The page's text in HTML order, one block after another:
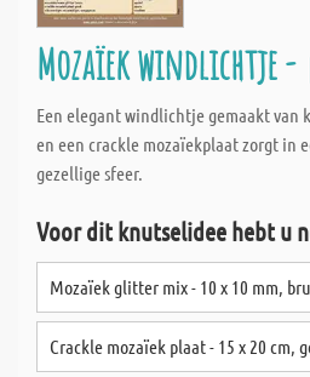
Mozaïek windlichtje -
Een elegant windlichtje gemaakt van
en een crackle mozaïekplaat zorgt in
gezellige sfeer.
Voor dit knutselidee hebt u
Mozaïek glitter mix - 10 x 10 mm,
Crackle mozaïek plaat - 15 x 20 cm,